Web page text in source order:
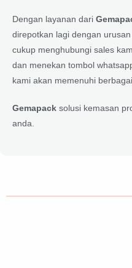
Dengan layanan dari
direpotkan lagi dengan
cukup menghubungi sales
dan menekan tombol
kami akan memenuhi
Gemapack solusi kemasan
anda.